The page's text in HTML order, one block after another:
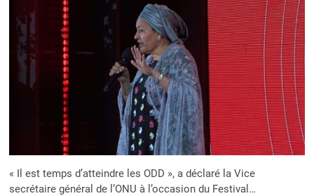
« Il est temps d’atteindre les ODD », a déclaré la Vice
secrétaire général de l’ONU à l’occasion du Festival…